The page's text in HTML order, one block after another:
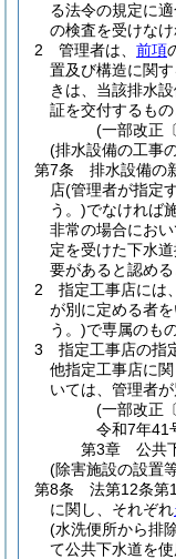
る法令の規定に
の検査を受けなけ
2
管理者は、 前項
置及び構造に関
きは、当該排水
証を交付するもの
(一部改正
(排水設備の工事
第7条
排水設備の
店(管理者が指定
う。)でなければ
非常の場合にお
定を受けた下水
要があると認める
2
指定工事店には
が別に定める者を
う。)で専属のも
3
指定工事店の指
他指定工事店に
いては、管理者が
(一部改正
令和7年41
第3章
公共
(除害施設の設置
第8条
法第12条第
に関し、それぞれ
(水洗便所から排
て公共下水道を